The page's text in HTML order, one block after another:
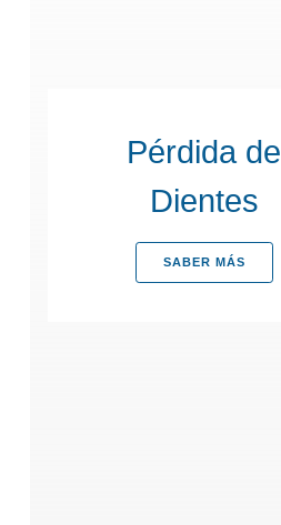
Pérdida de
Dientes
SABER MÁS